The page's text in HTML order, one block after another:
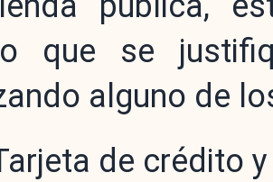
que se
alguno de
de crédito